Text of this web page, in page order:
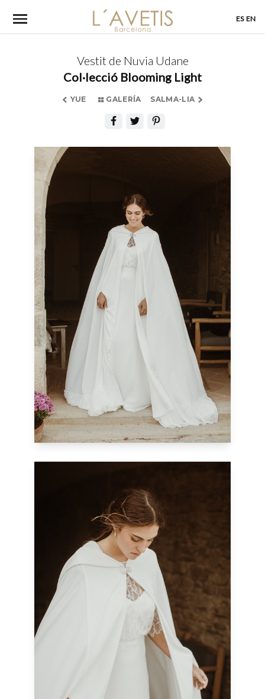
content
ES EN
Vestit de Nuvia Udane
Col·lecció Blooming Light
YUE GALERÍA SALMA-LIA